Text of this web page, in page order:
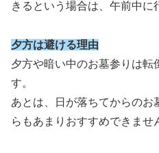
きるという場合は、午前中に
夕方は避ける理由
夕方や暗い中のお墓参りは転
す。
あとは、日が落ちてからの
らもあまりおすすめできませ